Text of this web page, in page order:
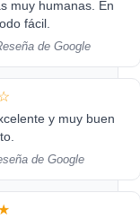
muy humanas. En
fácil.
de Google
y muy buen
de Google